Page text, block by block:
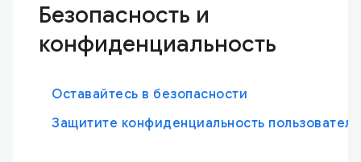
Безопасность и
конфиденциальность
Оставайтесь в безопасности
Защитите конфиденциальность